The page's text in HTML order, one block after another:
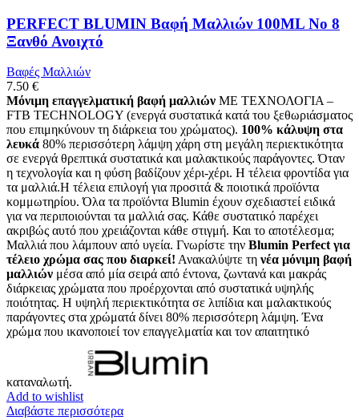
PERFECT BLUMIN Βαφή Μαλλιών 100ML No 8
Ξανθό Ανοιχτό
Βαφές Μαλλιών
7.50 €
Μόνιμη επαγγελματική βαφή μαλλιών ΜΕ ΤΕΧΝΟΛΟΓΙΑ –
FTB TECHNOLOGY (ενεργά συστατικά κατά του ξεθωριάσματος
που επιμηκύνουν τη διάρκεια του χρώματος). 100% κάλυψη στα
λευκά 80% περισσότερη λάμψη χάρη στη μεγάλη περιεκτικότητα
σε ενεργά θρεπτικά συστατικά και μαλακτικούς παράγοντες. Όταν
η τεχνολογία και η φύση βαδίζουν χέρι-χέρι. Η τέλεια φροντίδα για
τα μαλλιά.Η τέλεια επιλογή για προσιτά & ποιοτικά προϊόντα
κομμωτηρίου. Όλα τα προϊόντα Blumin έχουν σχεδιαστεί ειδικά
για να περιποιούνται τα μαλλιά σας. Κάθε συστατικό παρέχει
ακριβώς αυτό που χρειάζονται κάθε στιγμή. Και το αποτέλεσμα;
Μαλλιά που λάμπουν από υγεία. Γνωρίστε την Blumin Perfect για
τέλειο χρώμα σας που διαρκεί! Ανακαλύψτε τη νέα μόνιμη βαφή
μαλλιών μέσα από μία σειρά από έντονα, ζωντανά και μακράς
διάρκειας χρώματα που προέρχονται από συστατικά υψηλής
ποιότητας. Η υψηλή περιεκτικότητα σε λιπίδια και μαλακτικούς
παράγοντες στα χρώματά δίνει 80% περισσότερη λάμψη. Ένα
χρώμα που ικανοποιεί τον επαγγελματία και τον απαιτητικό
καταναλωτή.
Add to wishlist
Διαβάστε περισσότερα